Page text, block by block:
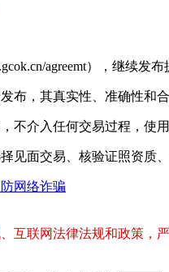
agreemt），继续发
布，其真实性、准确性和
不介入任何交易过程，使
见面交易、核验证照资质
网络诈骗
互联网法律法规和政策，